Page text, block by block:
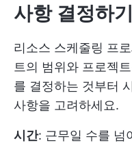
사항 결정하기
리소스 스케줄링 프
트의 범위와 프로젝
를 결정하는 것부터
사항을 고려하세요.
시간: 근무일 수를 넘